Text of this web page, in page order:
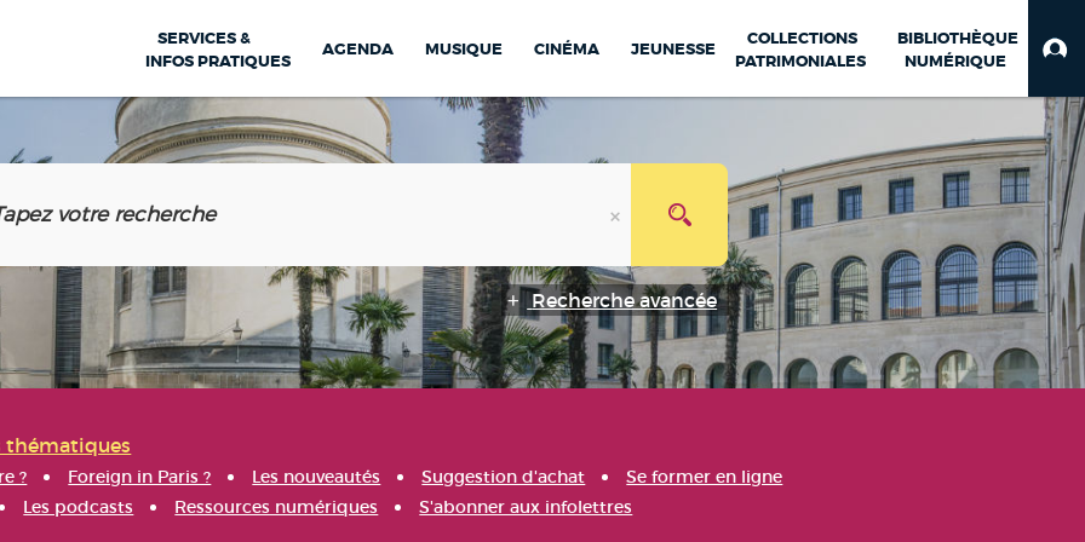
SERVICES &
INFOS PRATIQUES
AGENDA MUSIQUE CINÉMA JEUNESSE
COLLECTIONS
PATRIMONIALES
BIBLIOTHÈQUE
NUMÉRIQUE
Recherche avancée
thématiques
? Foreign in Paris ? Les nouveautés Suggestion d'achat
Se former en ligne
Les podcasts Ressources numériques S'abonner aux infolettres